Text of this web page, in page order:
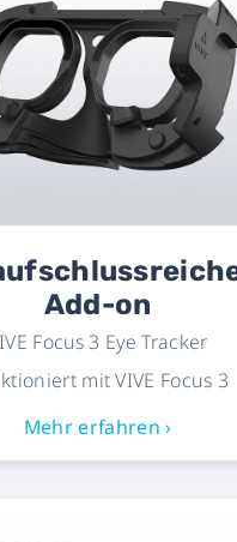
Add-on
Focus 3 Eye Tracker
mit VIVE Focus 3
Mehr erfahren ›